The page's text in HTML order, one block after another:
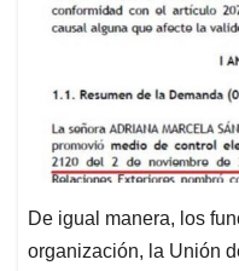
De igual manera, los
organización, la Unión